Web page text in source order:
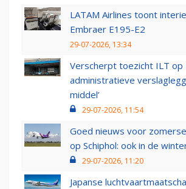
LATAM Airlines toont
Embraer E195-E2
29-07-2026, 13:34
Verscherpt toezicht ILT op
administratieve
middel’
29-07-2026, 11:54
Goed nieuws voor
op Schiphol: ook in de
29-07-2026, 11:20
Japanse